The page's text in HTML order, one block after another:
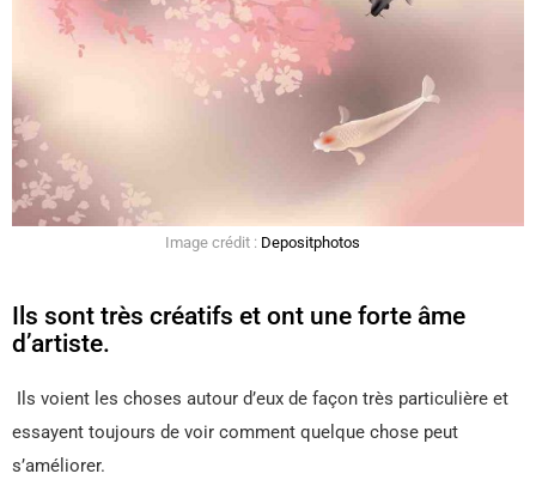
Image crédit : Depositphotos
Ils sont très créatifs et ont une forte âme
d’artiste.
Ils voient les choses autour d’eux de façon très particulière et
essayent toujours de voir comment quelque chose peut
s’améliorer.